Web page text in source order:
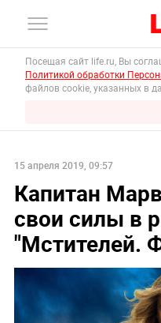
Посещая сайт life.ru, Вы
Политикой обработки
файлов cookie, указанных в
15 апреля 2019, 09:57
Капитан
свои силы в
"Мстителей.